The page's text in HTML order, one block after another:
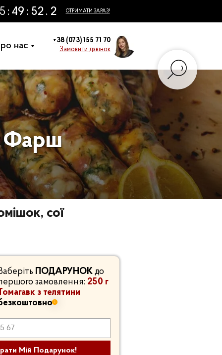
нас
+38 (073) 155 71 70
Замовити дзвінок
Фарш
сої
ПОДАРУНОК до
замовлення: 250 г
з телятини
Мій Подарунок!